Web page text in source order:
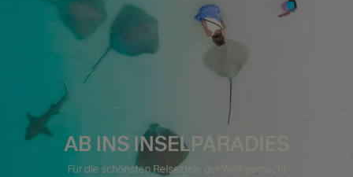
AB INS INSELPARADIES
Für die schönsten Reiseziele der Welt gemacht